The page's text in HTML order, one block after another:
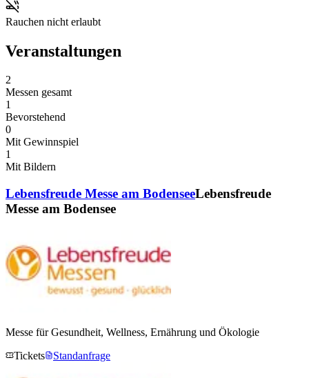
Rauchen nicht erlaubt
Veranstaltungen
2
Messen gesamt
1
Bevorstehend
0
Mit Gewinnspiel
1
Mit Bildern
Lebensfreude Messe am BodenseeLebensfreude
Messe am Bodensee
Messe für Gesundheit, Wellness, Ernährung und Ökologie
Tickets
Standanfrage